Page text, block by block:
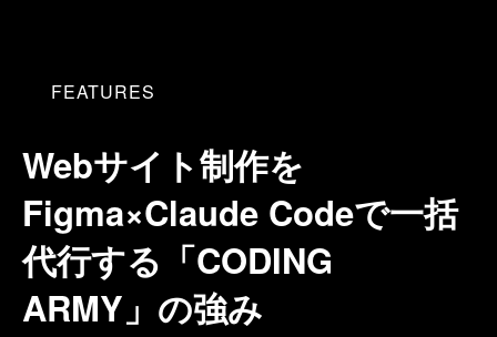
FEATURES
Webサイト制作を
Figma×Claude Codeで一括
代行する 「CODING
ARMY」の強み